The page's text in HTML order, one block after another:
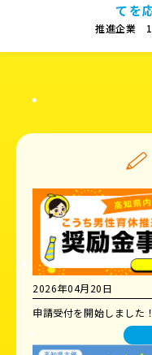
てを
推進企業
2026年04月20日
申請受付を開始しました